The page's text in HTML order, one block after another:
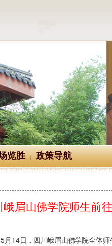
览胜 | 政策导航
峨眉山佛学院师生前
14日，四川峨眉山佛学院全体